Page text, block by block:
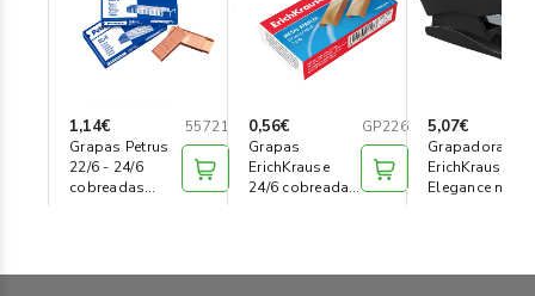
1,14€
55721
Grapas Petrus
22/6 - 24/6
cobreadas
0,56€
GP226
Grapas
ErichKrause
24/6 cobreadas
5,07€
Grapadora
ErichKrause
Elegance negra